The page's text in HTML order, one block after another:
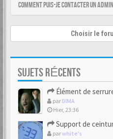
Comment puis-je contacter un
Choisir le
SUJETS RÉCENTS
Élément de
par DIMA
Hier, 23:36
Support de
parwhite's